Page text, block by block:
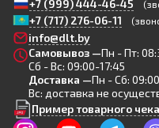
+7 (999) 444-46-45
+7 (717) 276-06-11
info@dlt.by
Самовывоз —Пн - Пт:
Сб - Вс: 09:00-17:45
Доставка —Пн - Сб:
Вс: доставка не
Пример товарного чека